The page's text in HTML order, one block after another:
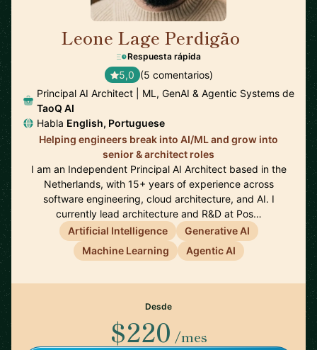
Leone Lage Perdigão
Respuesta rápida
5,0 (5 comentarios)
Principal AI Architect | ML, GenAI & Agentic Systems de
TaoQ AI
Habla English, Portuguese
Helping engineers break into AI/ML and grow into
senior & architect roles
I am an Independent Principal AI Architect based in the
Netherlands, with 15+ years of experience across
software engineering, cloud architecture, and AI. I
currently lead architecture and R&D at Pos…
Artificial Intelligence
Generative AI
Machine Learning
Agentic AI
Desde
$220 /mes